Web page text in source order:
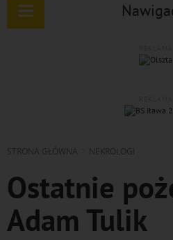
Rozwiń
STRONA GŁÓWNA NEKROLOGI
Ostatnie
Adam Tulik